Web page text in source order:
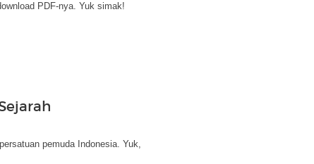
PDF-nya. Yuk simak!
pemuda Indonesia. Yuk,